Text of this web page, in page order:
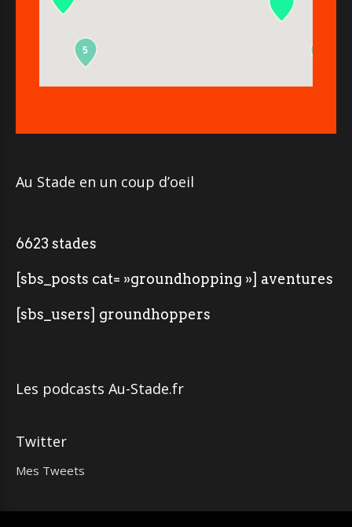
5
Au Stade en un coup d’oeil
6623 stades
[sbs_posts cat= »groundhopping »] aventures
[sbs_users] groundhoppers
Les podcasts Au-Stade.fr
Twitter
Mes Tweets